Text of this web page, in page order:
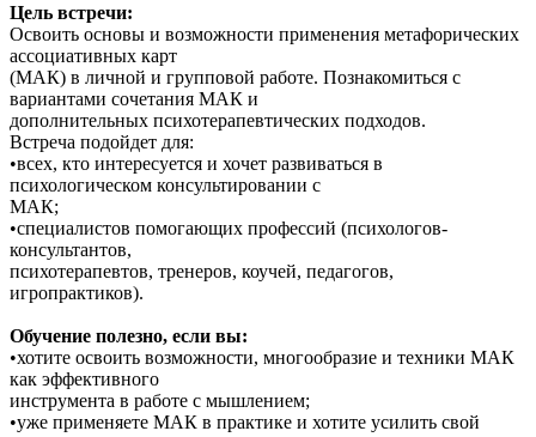
Цель встречи:
Освоить основы и возможности применения метафорических
ассоциативных карт
(МАК) в личной и групповой работе. Познакомиться с
вариантами сочетания МАК и
дополнительных психотерапевтических подходов.
Встреча подойдет для:
•всех, кто интересуется и хочет развиваться в
психологическом консультировании с
МАК;
•специалистов помогающих профессий (психологов-
консультантов,
психотерапевтов, тренеров, коучей, педагогов,
игропрактиков).
Обучение полезно, если вы:
•хотите освоить возможности, многообразие и техники МАК
как эффективного
инструмента в работе с мышлением;
•уже применяете МАК в практике и хотите усилить свой